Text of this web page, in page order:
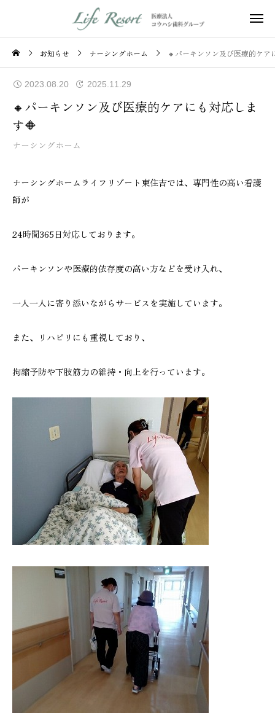
お知らせ ナーシングホーム 🔸パーキンソン及び医療的ケア
2023.08.20 2025.11.29
🔸パーキンソン及び医療的ケアにも対応しま
す🔶
ナーシングホーム
ナーシングホームライフリゾート東住吉では、専門性の高い看護
師が
24時間365日対応しております。
パーキンソンや医療的依存度の高い方などを受け入れ、
一人一人に寄り添いながらサービスを実施しています。
また、リハビリにも重視しており、
拘縮予防や下肢筋力の維持・向上を行っています。